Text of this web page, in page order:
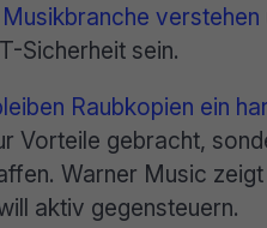
verstehen
Sicherheit sein.
Raubkopien ein
Vorteile gebracht,
Warner Music
aktiv gegensteuern.